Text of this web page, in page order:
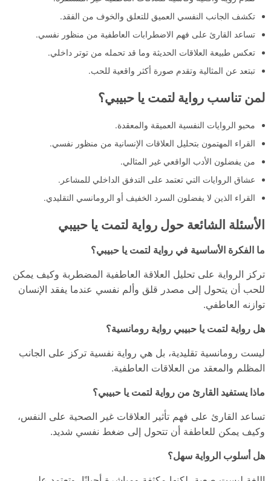
تكشف الجانب النفسي العميق للتعلق والخوف من الفقد.
تساعد القارئ على فهم الاضطرابات العاطفية من منظور نفسي.
تعكس طبيعة العلاقات الحديثة وما قد تحمله من توتر داخلي.
تبتعد عن المثالية وتقدم صورة أكثر واقعية للحب.
لمن تناسب رواية لتمت يا حبيبي؟
محبو الروايات النفسية العميقة والمعقدة.
القراء المهتمون بتحليل العلاقات الإنسانية من منظور نفسي.
من يفضلون الأدب الواقعي غير المثالي.
عشاق الروايات التي تعتمد على التدفق الداخلي للمشاعر.
القراء الذين لا يفضلون السرد الخفيف أو الرومانسي التقليدي.
الأسئلة الشائعة حول رواية لتمت يا حبيبي
ما الفكرة الأساسية في رواية لتمت يا حبيبي؟
تركز الرواية على تحليل العلاقة العاطفية المضطربة وكيف يمكن
للحب أن يتحول إلى مصدر قلق وألم نفسي عندما يفقد الإنسان
توازنه العاطفي.
هل رواية لتمت يا حبيبي رواية رومانسية؟
ليست رومانسية تقليدية، بل هي رواية نفسية تركز على الجانب
المظلم والمعقد من العلاقات العاطفية.
ماذا يستفيد القارئ من رواية لتمت يا حبيبي؟
تساعد القارئ على فهم تأثير العلاقات غير الصحية على النفس،
وكيف يمكن للعاطفة أن تتحول إلى ضغط نفسي شديد.
هل أسلوب الرواية سهل؟